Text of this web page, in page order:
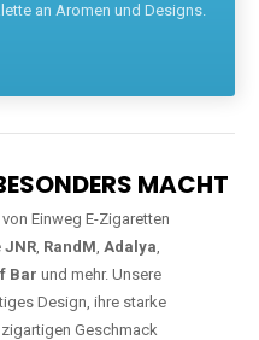
an Aromen und Designs.
MACHT
Einweg E-Zigaretten
JNR, RandM, Adalya,
Bar und mehr. Unsere
Design, ihre starke
Geschmack